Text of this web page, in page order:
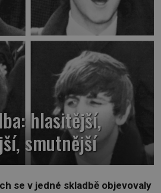
hlasitější,
smutnější
se v jedné skladbě objevovaly